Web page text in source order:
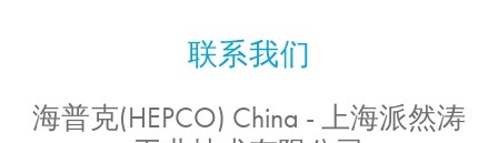
海普克(HEPCO) China - 上海派然涛